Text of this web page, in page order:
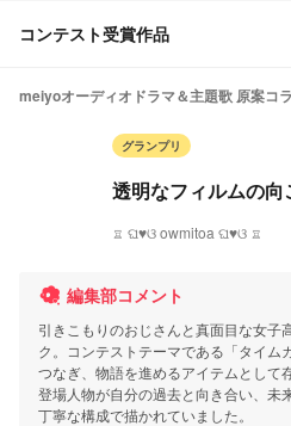
コンテスト受賞作品
meiyoオーディオドラマ＆主題歌 原案コ
グランプリ
透明なフィルムの
♖ ଘ♥ଓ owmitoa ଘ♥ଓ ♖
編集部コメント
引きこもりのおじさんと真面目な女子
ク。コンテストテーマである「タイム
つなぎ、物語を進めるアイテムとして
登場人物が自分の過去と向き合い、未
丁寧な構成で描かれていました。